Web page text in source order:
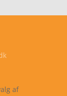
af